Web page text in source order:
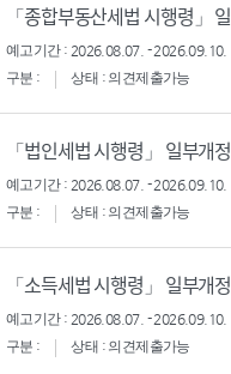
「종합부동산세법 시행령」
예고기간 : 2026.08.07. - 2026.09.10.
구분 :
상태 : 의견제출가능
「법인세법 시행령」 일부개
예고기간 : 2026.08.07. - 2026.09.10.
구분 :
상태 : 의견제출가능
「소득세법 시행령」 일부개
예고기간 : 2026.08.07. - 2026.09.10.
구분 :
상태 : 의견제출가능